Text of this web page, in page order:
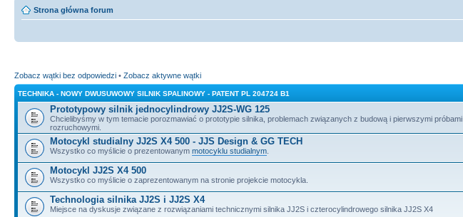
Strona główna forum
Zobacz wątki bez odpowiedzi • Zobacz aktywne wątki
TECHNIKA - NOWY DWUSUWOWY SILNIK SPALINOWY - PATENT PL 204724 B1
Prototypowy silnik jednocylindrowy JJ2S-WG 125
Chcielibyśmy w tym temacie porozmawiać o prototypie silnika, problemach związanych z budową i pierwszymi próbami
rozruchowymi.
Motocykl studialny JJ2S X4 500 - JJS Design & GG TECH
Wszystko co myślicie o prezentowanym motocyklu studialnym
Motocykl JJ2S X4 500
Wszystko co myślicie o zaprezentowanym na stronie projekcie motocykla.
Technologia silnika JJ2S i JJ2S X4
Miejsce na dyskusje związane z rozwiązaniami technicznymi silnika JJ2S i czterocylindrowego silnika JJ2S X4